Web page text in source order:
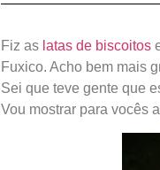
Fiz as latas de biscoitos
Fuxico. Acho bem mais
Sei que teve gente que
Vou mostrar para vocês